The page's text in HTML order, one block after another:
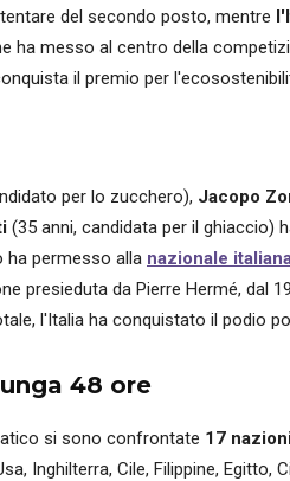
del secondo posto, mentre
ha messo al centro della
il premio per
per lo zucchero), Jacopo
(35 anni, candidata per il ghiaccio)
ha permesso alla nazionale
presieduta da Pierre Hermé, dal
l'Italia ha conquistato il podio
48 ore
si sono confrontate 17
Inghilterra, Cile, Filippine, Egitto,